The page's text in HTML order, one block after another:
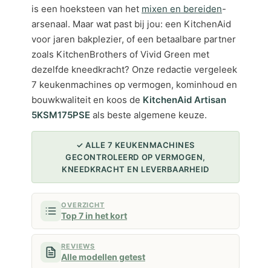
is een hoeksteen van het mixen en bereiden-
arsenaal. Maar wat past bij jou: een KitchenAid
voor jaren bakplezier, of een betaalbare partner
zoals KitchenBrothers of Vivid Green met
dezelfde kneedkracht? Onze redactie vergeleek
7 keukenmachines op vermogen, kominhoud en
bouwkwaliteit en koos de KitchenAid Artisan
5KSM175PSE als beste algemene keuze.
✓ ALLE 7 KEUKENMACHINES
GECONTROLEERD OP VERMOGEN,
KNEEDKRACHT EN LEVERBAARHEID
OVERZICHT
Top 7 in het kort
REVIEWS
Alle modellen getest